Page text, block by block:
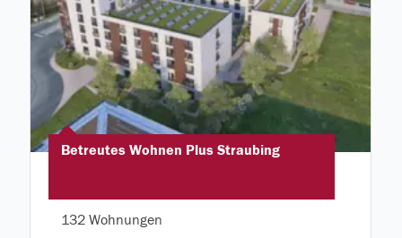
Betreutes Wohnen Plus Straubing
132 Wohnungen